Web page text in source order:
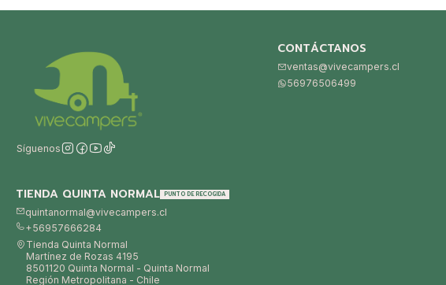
Síguenos
CONTÁCTANOS
ventas@vivecampers.cl
56976506499
TIENDA QUINTA NORMAL PUNTO DE RECOGIDA
quintanormal@vivecampers.cl
+56957666284
Tienda Quinta Normal
Martínez de Rozas 4195
8501120 Quinta Normal - Quinta Normal
Región Metropolitana - Chile